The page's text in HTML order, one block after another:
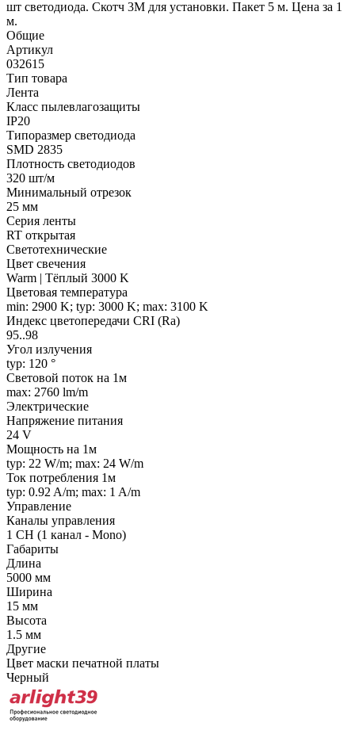
шт светодиода. Скотч 3М для установки. Пакет 5 м. Цена за 1
м.
Общие
Артикул
032615
Тип товара
Лента
Класс пылевлагозащиты
IP20
Типоразмер светодиода
SMD 2835
Плотность светодиодов
320 шт/м
Минимальный отрезок
25 мм
Серия ленты
RT открытая
Светотехнические
Цвет свечения
Warm | Тёплый 3000 K
Цветовая температура
min: 2900 K; typ: 3000 K; max: 3100 K
Индекс цветопередачи CRI (Ra)
95..98
Угол излучения
typ: 120 °
Световой поток на 1м
max: 2760 lm/m
Электрические
Напряжение питания
24 V
Мощность на 1м
typ: 22 W/m; max: 24 W/m
Ток потребления 1м
typ: 0.92 A/m; max: 1 A/m
Управление
Каналы управления
1 CH (1 канал - Mono)
Габариты
Длина
5000 мм
Ширина
15 мм
Высота
1.5 мм
Другие
Цвет маски печатной платы
Черный